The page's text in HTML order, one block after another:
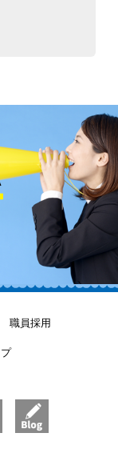
します。
職員採用